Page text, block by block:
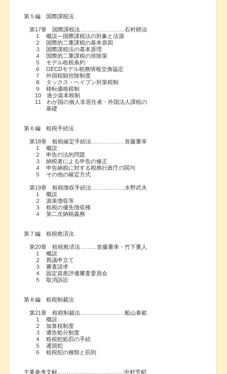
第５編 国際課税法
第17章 国際課税法……………………石村耕治
１ 概説―国際課税法の対象と法源
２ 国際的二重課税の基本原因
３ 国際課税法の基本原理
４ 国際的二重課税の排除策
５ モデル租税条約
６ OECDモデル税務情報交換協定
７ 外国税額控除制度
８ タックス・ヘイブン対策税制
９ 移転価格税制
10 過少資本税制
11 わが国の個人非居住者・外国法人課税の
基礎
第６編 租税手続法
第18章 租税確定手続法………………首藤重幸
１ 概説
２ 申告の法的問題
３ 納税者による申告の修正
４ 申告納税に対する税務行政庁の関与
５ その他の確定方式
第19章 租税徴収手続法………………水野武夫
１ 概説
２ 源泉徴収等
３ 租税の優先徴収権
４ 第二次納税義務
第７編 租税救済法
第20章 租税救済法………首藤重幸・竹下重人
１ 概説
２ 異議申立て
３ 審査請求
４ 固定資産評価審査委員会
５ 取消訴訟
第８編 租税制裁法
第21章 租税制裁法……………………船山泰範
１ 概説
２ 加算税制度
３ 通告処分制度
４ 租税犯処罰の手続
５ 逋脱犯
６ 租税犯の種類と罰則
主要参考文献………………………………中村芳昭